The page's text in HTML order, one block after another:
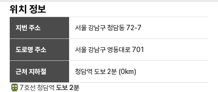
위치 정보
지번 주소 서울 강남구 청담동 72-7
도로명 주소 서울 강남구 영동대로 701
근처 지하철 청담역 도보 2분 (0km)
7호선 청담역 도보 2분